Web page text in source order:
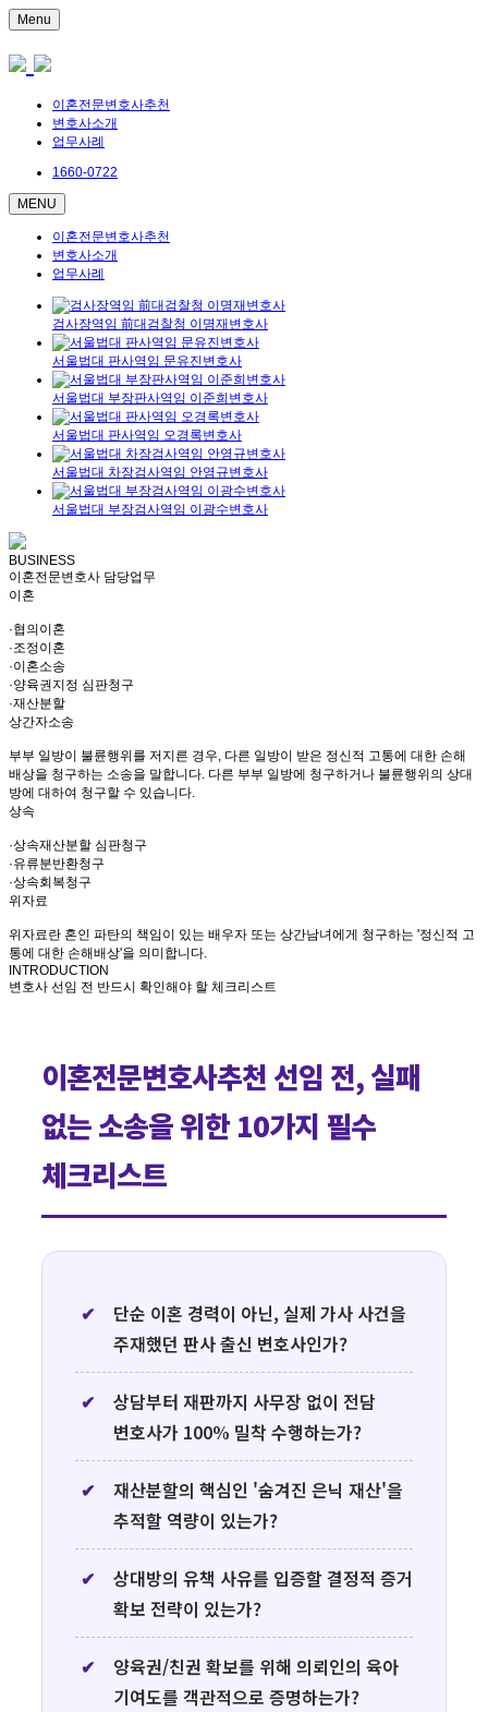
Menu
이혼전문변호사추천
변호사소개
업무사례
1660-0722
MENU
이혼전문변호사추천
변호사소개
업무사례
검사장역임 前대검찰청 이명재변호사
서울법대 판사역임 문유진변호사
서울법대 부장판사역임 이준희변호사
서울법대 판사역임 오경록변호사
서울법대 차장검사역임 안영규변호사
서울법대 부장검사역임 이광수변호사
BUSINESS
이혼전문변호사 담당업무
이혼
·협의이혼
·조정이혼
·이혼소송
·양육권지정 심판청구
·재산분할
상간자소송
부부 일방이 불륜행위를 저지른 경우, 다른 일방이 받은 정신적 고통에 대한 손해
배상을 청구하는 소송을 말합니다. 다른 부부 일방에 청구하거나 불륜행위의 상대
방에 대하여 청구할 수 있습니다.
상속
·상속재산분할 심판청구
·유류분반환청구
·상속회복청구
위자료
위자료란 혼인 파탄의 책임이 있는 배우자 또는 상간남녀에게 청구하는 '정신적 고
통에 대한 손해배상'을 의미합니다.
INTRODUCTION
변호사 선임 전 반드시 확인해야 할 체크리스트
이혼소송준비,
재산분할승소,
위자료청구,
이혼소송절차,
이혼전문변호사,
이혼재산분할기여도,
대표변호사,
이혼소송증거수집,
이혼전문변호사추천 선임 전, 실패
없는 소송을 위한 10가지 필수
체크리스트
단순 이혼 경력이 아닌, 실제 가사 사건을
주재했던 판사 출신 변호사인가?
상담부터 재판까지 사무장 없이 전담
변호사가 100% 밀착 수행하는가?
재산분할의 핵심인 '숨겨진 은닉 재산'을
추적할 역량이 있는가?
상대방의 유책 사유를 입증할 결정적 증거
확보 전략이 있는가?
양육권/친권 확보를 위해 의뢰인의 육아
기여도를 객관적으로 증명하는가?